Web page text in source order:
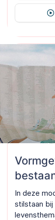
In deze
stilstaan bij